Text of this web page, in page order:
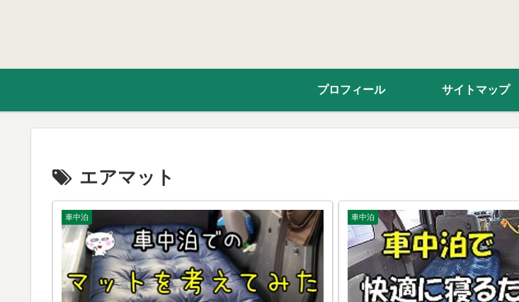
プロフィール サイトマップ
エアマット
車中泊 車中泊